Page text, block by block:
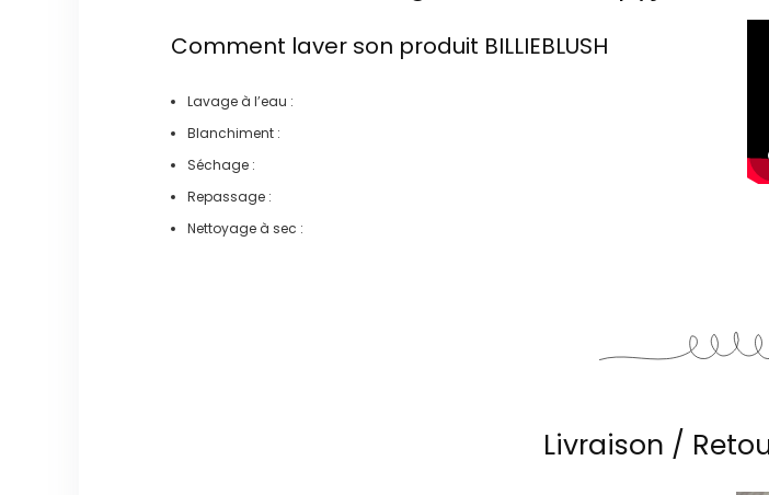
Comment laver son produit BILLIEBLUSH
Lavage à l’eau :
Blanchiment :
Séchage :
Repassage :
Nettoyage à sec :
Livraison /